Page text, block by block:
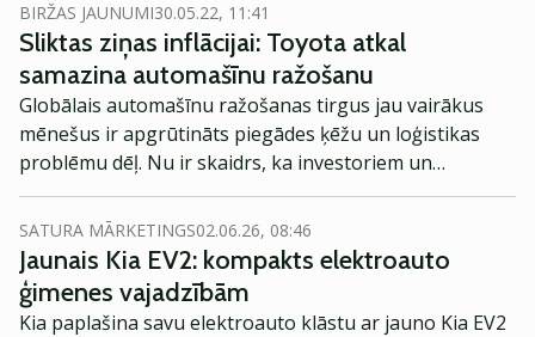
BIRŽAS JAUNUMI30.05.22, 11:41
Sliktas ziņas inflācijai: Toyota atkal
samazina automašīnu ražošanu
Globālais automašīnu ražošanas tirgus jau vairākus
mēnešus ir apgrūtināts piegādes ķēžu un loģistikas
problēmu dēļ. Nu ir skaidrs, ka investoriem un
automašīnu pircējiem, kuri cer, ka situācija drīz
uzlabosies, nāksies vēl kādu laiku uzgaidīt, secina
izdevums Barron’s.
SATURA MĀRKETINGS02.06.26, 08:46
Jaunais Kia EV2: kompakts elektroauto
ģimenes vajadzībām
Kia paplašina savu elektroauto klāstu ar jauno Kia EV2